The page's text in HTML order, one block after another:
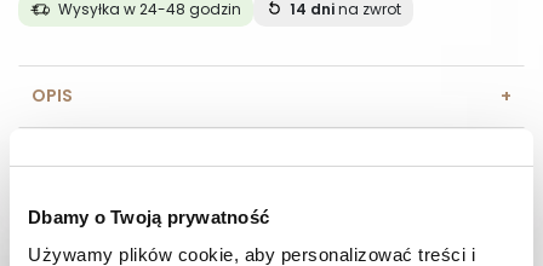
Dbamy o Twoją prywatność
Używamy plików cookie, aby personalizować treści i
Wysyłka w 24-48 godzin 14 dnina zwrot
OPIS
SPOSOBY PŁATNOŚCI